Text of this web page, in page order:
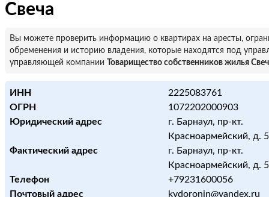
Свеча
Вы можете проверить информацию о квартирах на аресты,
обременения и историю владения, которые находятся под
управляющей компании
Товарищество собственников жилья
ИНН
2225083761
ОГРН
1072202000903
Юридический адрес
г. Барнаул, пр-кт.
Красноармейский, д.
Фактический адрес
г. Барнаул, пр-кт.
Красноармейский, д.
Телефон
+79231600056
Почтовый адрес
kvdoronin@yandex.ru